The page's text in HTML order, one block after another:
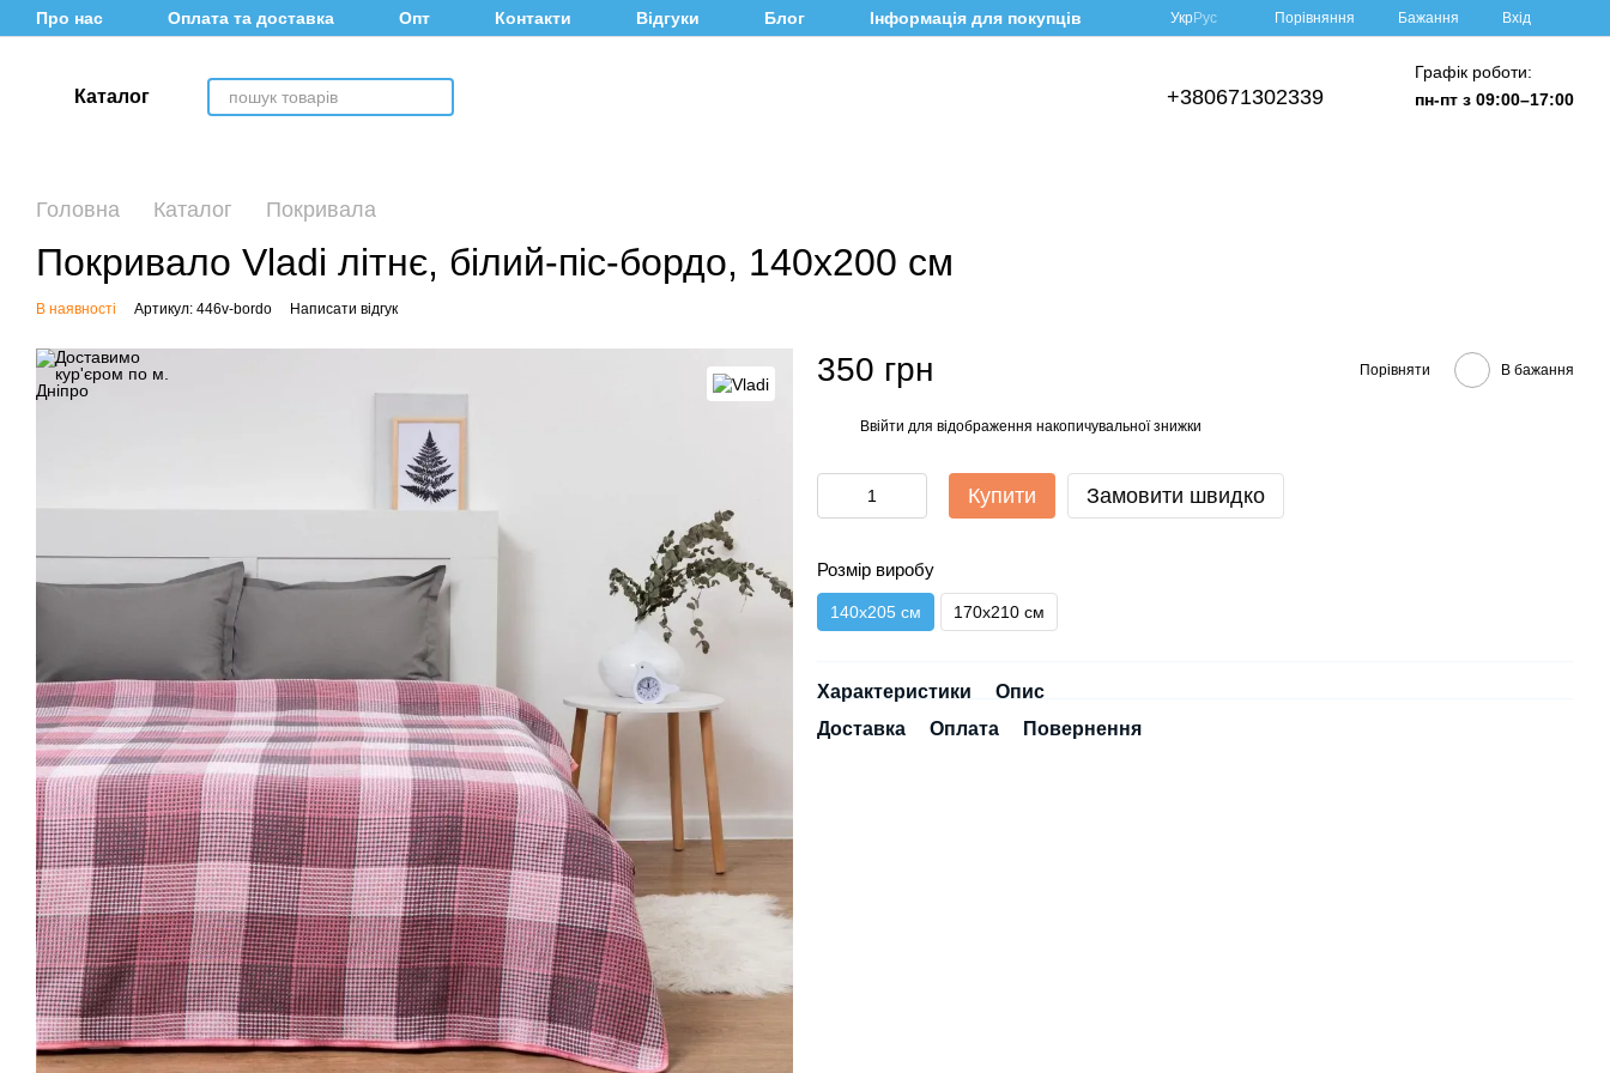
Перейти до основного контенту
Про нас Оплата та доставка Опт Контакти Відгуки Блог Інформація для покупців УкрРус Порівняння Бажання Вхід
Каталог +380671302339
Графік роботи:
пн-пт з 09:00–17:00
Головна Каталог Покривала
Покривало Vladi літнє, білий-піс-бордо, 140х200 см
В наявності Артикул: 446v-bordo Написати відгук
350 грн Порівняти В бажання
Ввійти для відображення накопичувальної знижки
Купити Замовити швидко
Розмір виробу
140х205 см 170х210 см
Характеристики
Опис
Доставка
Оплата Повернення